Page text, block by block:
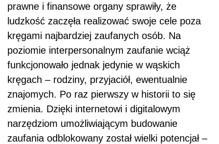
prawne i finansowe organy sprawiły, że
ludzkość zaczęła realizować swoje cele poza
kręgami najbardziej zaufanych osób. Na
poziomie interpersonalnym zaufanie wciąż
funkcjonowało jednak jedynie w wąskich
kręgach – rodziny, przyjaciół, ewentualnie
znajomych. Po raz pierwszy w historii to się
zmienia. Dzięki internetowi i digitalowym
narzędziom umożliwiającym budowanie
zaufania odblokowany został wielki potencjał –